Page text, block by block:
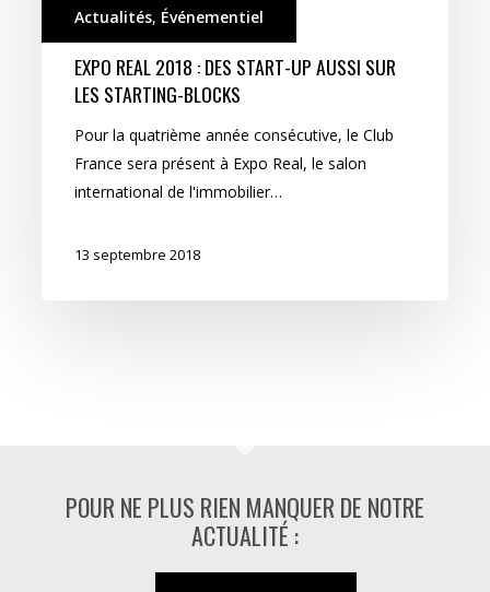
starting-
blocks
Actualités, Événementiel
EXPO REAL 2018 : DES START-UP AUSSI SUR
LES STARTING-BLOCKS
Pour la quatrième année consécutive, le Club
France sera présent à Expo Real, le salon
international de l'immobilier…
13 septembre 2018
POUR NE PLUS RIEN MANQUER DE NOTRE
ACTUALITÉ :